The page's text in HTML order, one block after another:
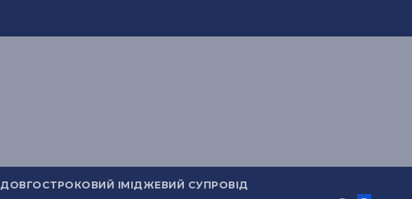
ДОВГОСТРОКОВИЙ ІМІДЖЕВИЙ СУПРОВІД